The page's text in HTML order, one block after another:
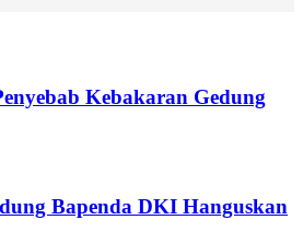
Kebakaran Gedung
Bapenda DKI Hanguskan